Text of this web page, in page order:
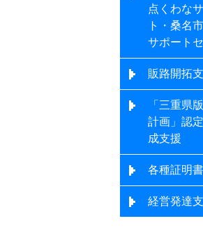
点くわな
ト・桑名
サポート
販路開拓
「三重県
計画」認
成支援
各種証明
経営発達